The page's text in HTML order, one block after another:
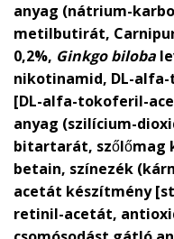
anyag (nátrium-
metilbutirát,
0,2%, Ginkgo biloba
nikotinamid, DL-
[DL-alfa-tokoferil-
anyag (szilícium-
bitartarát, szőlőmag
betain, színezék
acetát készítmény
retinil-acetát,